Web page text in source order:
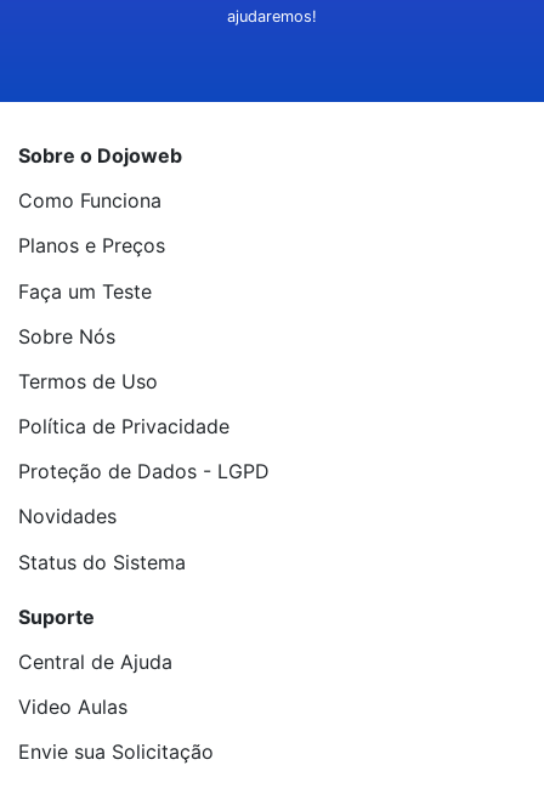
ajudaremos!
Sobre o Dojoweb
Como Funciona
Planos e Preços
Faça um Teste
Sobre Nós
Termos de Uso
Política de Privacidade
Proteção de Dados - LGPD
Novidades
Status do Sistema
Suporte
Central de Ajuda
Video Aulas
Envie sua Solicitação